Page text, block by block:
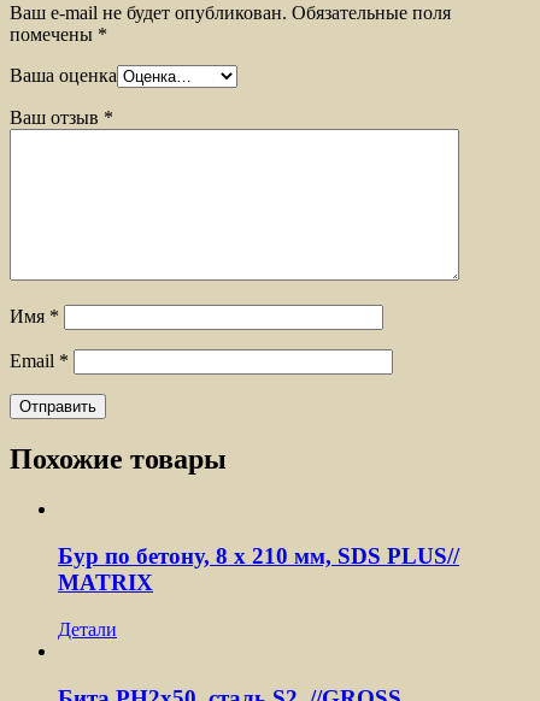
Ваш e-mail не будет опубликован. Обязательные поля
помечены *
Ваша оценка
Ваш отзыв *
Имя *
Email *
Похожие товары
Бур по бетону, 8 x 210 мм, SDS PLUS//
MATRIX
Детали